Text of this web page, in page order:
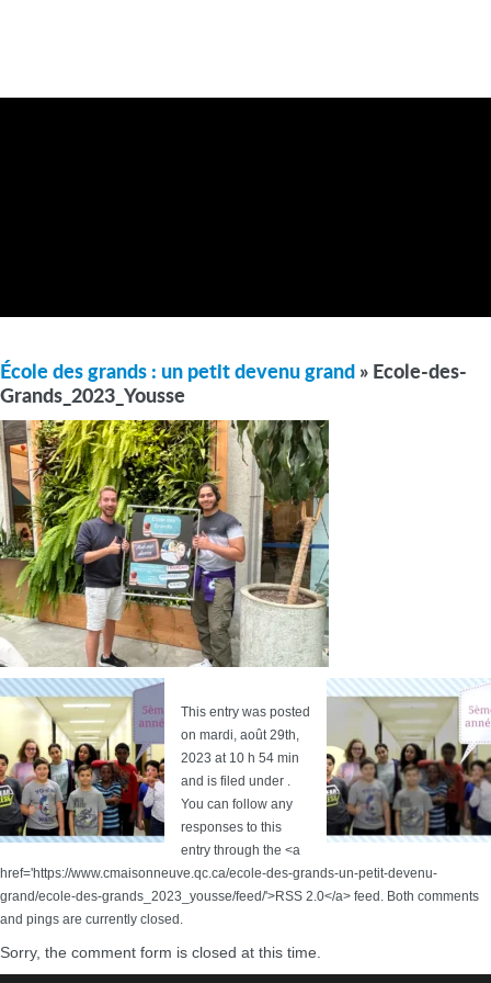
École des grands : un petit devenu grand » Ecole-des-
Grands_2023_Yousse
This entry was posted
on mardi, août 29th,
2023 at 10 h 54 min
and is filed under .
You can follow any
responses to this
entry through the <a
href='https://www.cmaisonneuve.qc.ca/ecole-des-grands-un-petit-devenu-
grand/ecole-des-grands_2023_yousse/feed/'>RSS 2.0</a> feed. Both comments
and pings are currently closed.
Sorry, the comment form is closed at this time.